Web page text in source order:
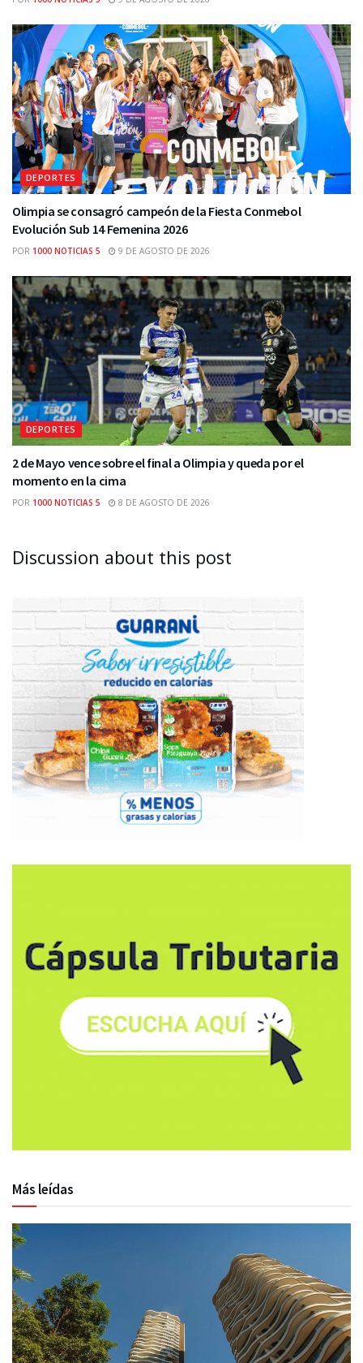
DEPORTES
Olimpia se consagró campeón de la Fiesta Conmebol
Evolución Sub 14 Femenina 2026
POR 1000 NOTICIAS 5 9 DE AGOSTO DE 2026
DEPORTES
2 de Mayo vence sobre el final a Olimpia y queda por el
momento en la cima
POR 1000 NOTICIAS 5 8 DE AGOSTO DE 2026
Discussion about this post
Más leídas